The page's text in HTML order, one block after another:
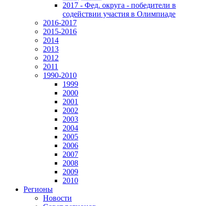
2017 - Фед. округа - победители в
содействии участия в Олимпиаде
2016-2017
2015-2016
2014
2013
2012
2011
1990-2010
1999
2000
2001
2002
2003
2004
2005
2006
2007
2008
2009
2010
Регионы
Новости